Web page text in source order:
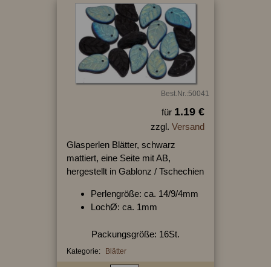
Best.Nr.:50041
für 1.19 €
zzgl. Versand
Glasperlen Blätter, schwarz
mattiert, eine Seite mit AB,
hergestellt in Gablonz / Tschechien
Perlengröße: ca. 14/9/4mm
LochØ: ca. 1mm
Packungsgröße: 16St.
Kategorie: Blätter